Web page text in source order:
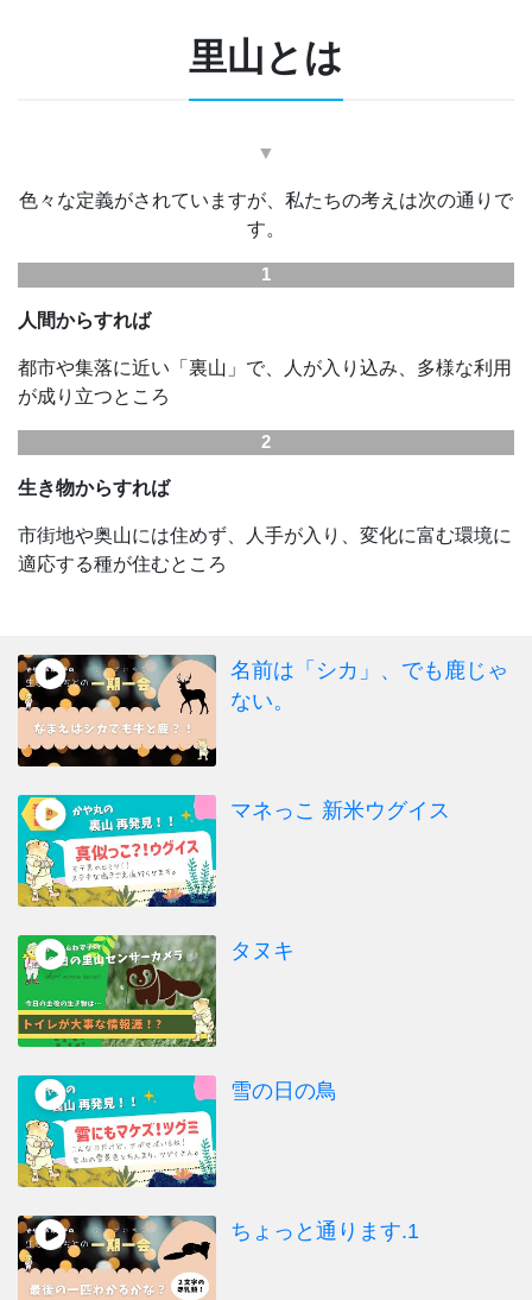
里山とは
▼
色々な定義がされていますが、私たちの考えは次の通りで
す。
1
人間からすれば
都市や集落に近い「裏山」で、人が入り込み、多様な利用
が成り立つところ
2
生き物からすれば
市街地や奥山には住めず、人手が入り、変化に富む環境に
適応する種が住むところ
名前は「シカ」、でも鹿じゃ
ない。
マネっこ 新米ウグイス
タヌキ
雪の日の鳥
ちょっと通ります.1